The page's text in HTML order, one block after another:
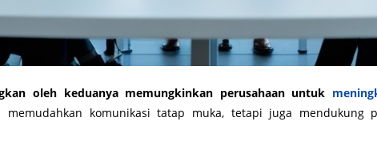
oleh keduanya memungkinkan perusahaan untuk
memudahkan komunikasi tatap muka, tetapi juga